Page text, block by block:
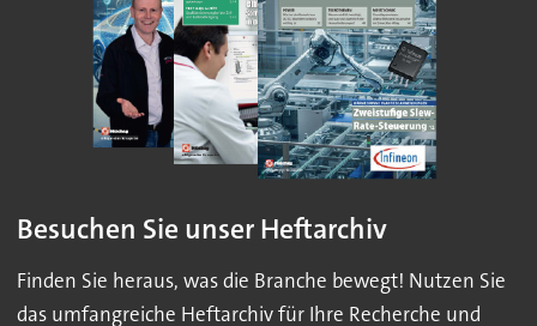
Besuchen Sie unser Heftarchiv
Finden Sie heraus, was die Branche bewegt! Nutzen Sie
das umfangreiche Heftarchiv für Ihre Recherche und